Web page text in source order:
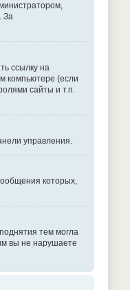
За
ссылку на
компьютере (если
сайты и т.п.
управления.
которых,
тем могла
вы не нарушаете